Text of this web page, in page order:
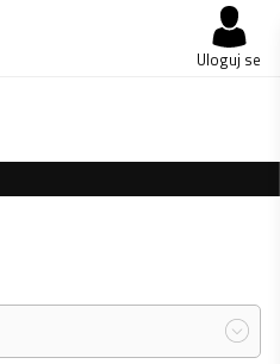
Uloguj se